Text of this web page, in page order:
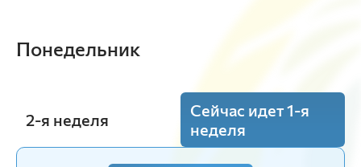
Понедельник
2-я неделя
Сейчас идет 1-я
неделя